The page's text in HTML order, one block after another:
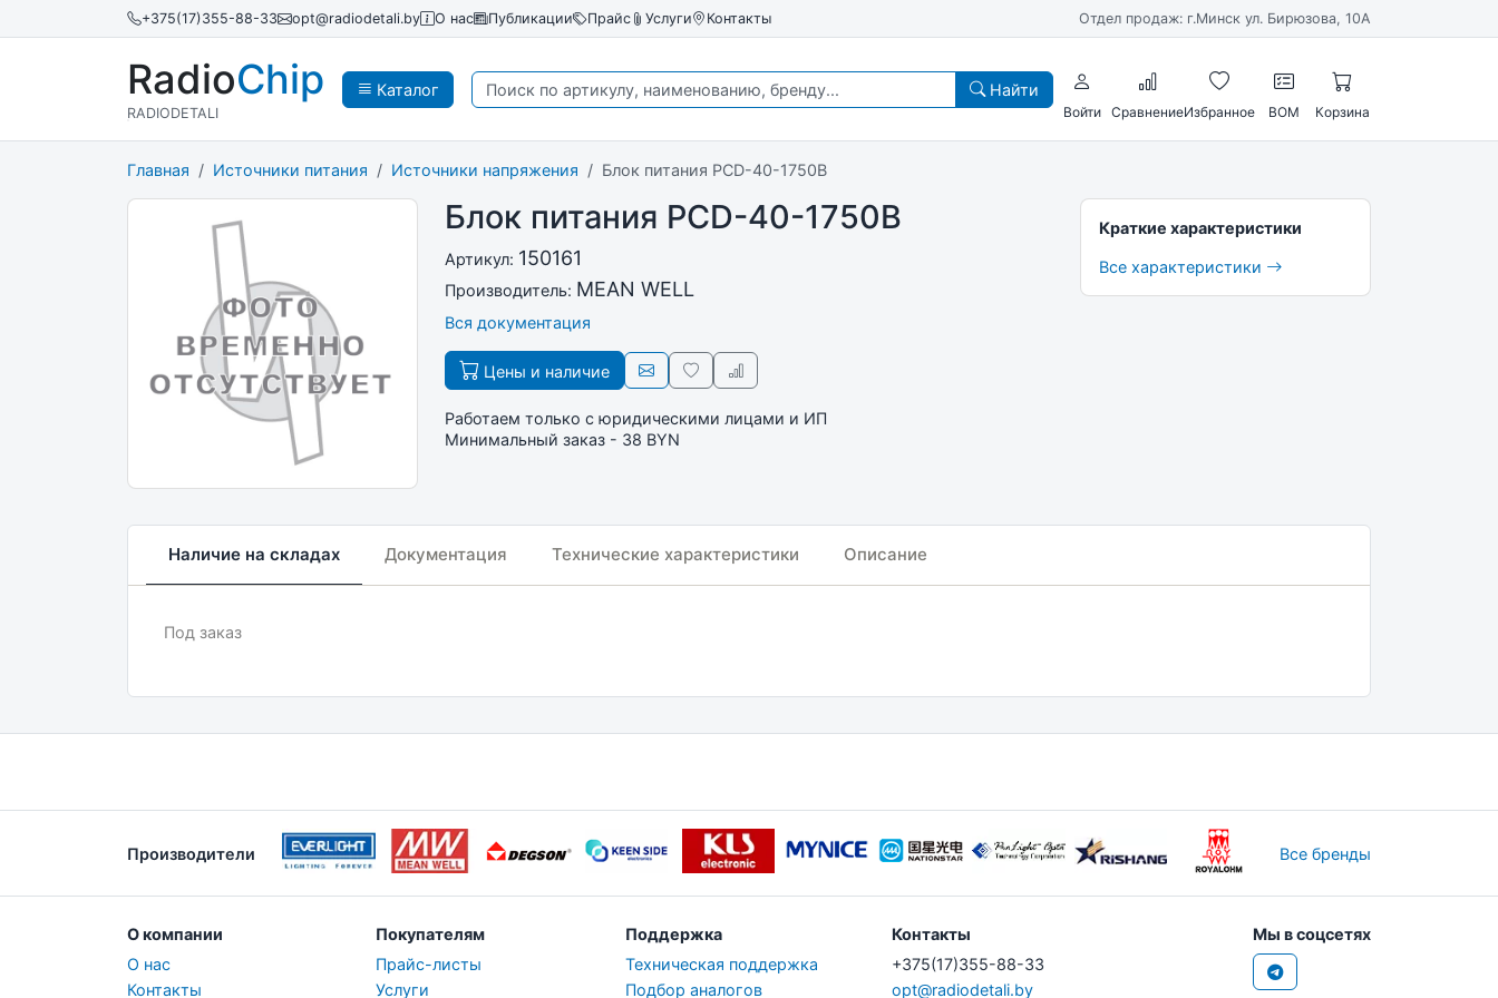
+375(17)355-88-33 opt@radiodetali.by О нас Публикации Прайс Услуги Контакты Отдел продаж: г.Минск ул. Бирюзова, 10А
Каталог
RadioChip
RADIODETALI
Найти
Войти СравнениеИзбранное BOM Корзина
Главная Источники питания Источники напряжения Блок питания PCD-40-1750B
Блок питания PCD-40-1750B
Артикул: 150161
Производитель: MEAN WELL
Вся документация
Цены и наличие
Работаем только с юридическими лицами и ИП
Минимальный заказ - 38 BYN
Краткие характеристики
Все характеристики
Наличие на складах Документация Технические характеристики Описание
Под заказ
Производители Все бренды
О компании
О нас
Контакты
Покупателям
Прайс-листы
Услуги
Поддержка
Техническая поддержка
Подбор аналогов
Контакты
+375(17)355-88-33
opt@radiodetali.by
Мы в соцсетях